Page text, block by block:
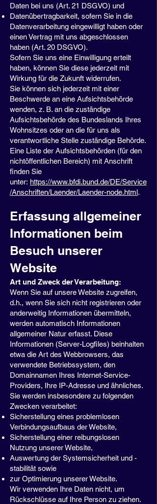
Daten bei uns (Art. 21 DSGVO) und
Datenübertragbarkeit, sofern Sie in die
Datenverarbeitung eingewilligt haben oder
einen Vertrag mit uns abgeschlossen
haben (Art. 20 DSGVO).
Sofern Sie uns eine Einwilligung erteilt
haben, können Sie diese jederzeit mit
Wirkung für die Zukunft widerrufen.
Sie können sich jederzeit mit einer
Beschwerde an eine Aufsichtsbehörde
wenden, z. B. an die zuständige
Aufsichtsbehörde des Bundeslands Ihres
Wohnsitzes oder an die für uns als
verantwortliche Stelle zuständige Behörde.
Eine Liste der Aufsichtsbehörden (für den
nichtöffentlichen Bereich) mit Anschrift
finden Sie
unter: https://www.bfdi.bund.de/DE/Service
/Anschriften/Laender/Laender-node.html.
Erfassung allgemeiner
Informationen beim
Besuch unserer
Website
Art und Zweck der Verarbeitung:
Wenn Sie auf unsere Website zugreifen,
d.h., wenn Sie sich nicht registrieren oder
anderweitig Informationen übermitteln,
werden automatisch Informationen
allgemeiner Natur erfasst. Diese
Informationen (Server-Logfiles) beinhalten
etwa die Art des Webbrowsers, das
verwendete Betriebssystem, den
Domainnamen Ihres Internet-Service-
Providers, Ihre IP-Adresse und ähnliches.
Sie werden insbesondere zu folgenden
Zwecken verarbeitet:
Sicherstellung eines problemlosen
Verbindungsaufbaus der Website,
Sicherstellung einer reibungslosen
Nutzung unserer Website,
Auswertung der Systemsicherheit und -
stabilität sowie
zur Optimierung unserer Website.
Wir verwenden Ihre Daten nicht, um
Rückschlüsse auf Ihre Person zu ziehen.